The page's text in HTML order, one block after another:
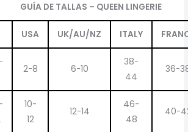
GUÍA DE TALLAS – QUEEN LINGERIE
USA UK/AU/NZ ITALY
2-8 6-10
38-
44
36-
10-
12
12-14
46-
48
40-